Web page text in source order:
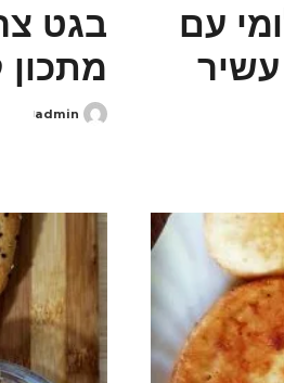
עם
עשיר
בגט
מתכון
Posted
admin